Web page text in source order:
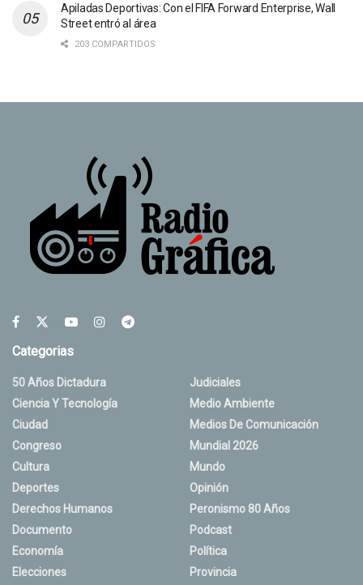
Apiladas Deportivas: Con el FIFA Forward Enterprise, Wall
Street entró al área
203 COMPARTIDOS
Categorias
50 Años Dictadura
Ciencia Y Tecnología
Ciudad
Congreso
Cultura
Deportes
Derechos Humanos
Documento
Economía
Elecciones
Judiciales
Medio Ambiente
Medios De Comunicación
Mundial 2026
Mundo
Opinión
Peronismo 80 Años
Podcast
Política
Provincia